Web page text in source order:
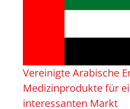
Vereinigte Arabische
Medizinprodukte für
interessanten Markt